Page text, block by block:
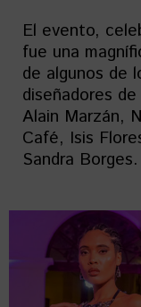
El evento,
fue una
de algunos de
diseñadores
Alain Marzán,
Café, Isis
Sandra Borges.